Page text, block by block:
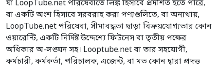
যা LoopTube.net পরিষেবাতে লিঙ্ক হিসাবে প্রদর্শিত হতে পারে,
বা একটি অংশ হিসাবে সরবরাহ করা পণ্যগুলিতে, বা অন্যথায়,
LoopTube.net পরিষেবা, সীমাবদ্ধতা ছাড়া বিক্রয়যোগ্যতার কোন
ওয়ারেন্টি, একটি নির্দিষ্ট উদ্দেশ্যে ফিটনেস বা তৃতীয় পক্ষের
অধিকার অ-লঙ্ঘন সহ। Looptube.net বা তার সহযোগী,
কর্মচারী, কর্মকর্তা, পরিচালক, এজেন্ট, বা মত কোন দ্বারা প্রদত্ত